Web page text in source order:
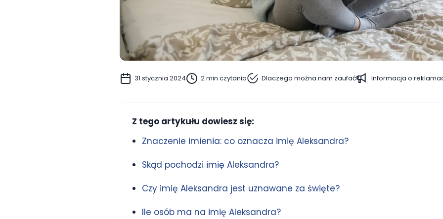
31 stycznia 2024 2 min czytania Dlaczego można nam zaufać Informacja o
Z tego artykułu dowiesz się:
Znaczenie imienia: co oznacza imię Aleksandra?
Skąd pochodzi imię Aleksandra?
Czy imię Aleksandra jest uznawane za święte?
Ile osób ma na imię Aleksandra?